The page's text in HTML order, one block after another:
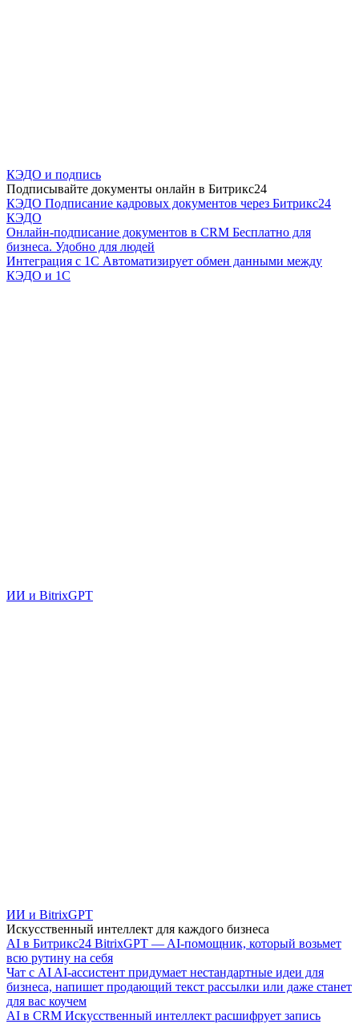
КЭДО и подпись
Подписывайте документы онлайн в Битрикс24
КЭДО Подписание кадровых документов через Битрикс24
КЭДО
Онлайн-подписание документов в CRM Бесплатно для
бизнеса. Удобно для людей
Интеграция с 1С Автоматизирует обмен данными между
КЭДО и 1С
ИИ и BitrixGPT
ИИ и BitrixGPT
Искусственный интеллект для каждого бизнеса
AI в Битрикс24 BitrixGPT — AI-помощник, который возьмет
всю рутину на себя
Чат с AI AI-ассистент придумает нестандартные идеи для
бизнеса, напишет продающий текст рассылки или даже станет
для вас коучем
AI в CRM Искусственный интеллект расшифрует запись